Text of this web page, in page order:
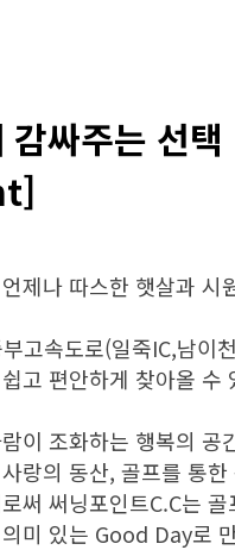
싸주는 선
제나 따스한 햇살과 시
고속도로(일죽IC,남이
고 편안하게 찾아올 수
이 조화하는 행복의 공
랑의 동산, 골프를 통
써 써닝포인트C.C는
미 있는 Good Day로